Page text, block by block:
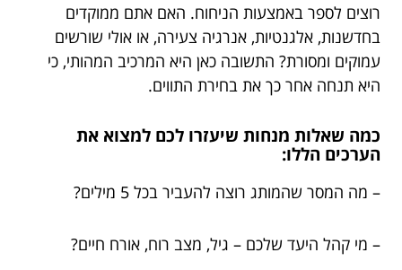
רוצים לספר באמצעות הניחוח. האם אתם ממוקדים
בחדשנות, אלגנטיות, אנרגיה צעירה, או אולי שורשים
עמוקים ומסורת? התשובה כאן היא המרכיב המהותי, כי
היא תנחה אחר כך את בחירת התווים.
כמה שאלות מנחות שיעזרו לכם למצוא את
הערכים הללו:
– מה המסר שהמותג רוצה להעביר בכל 5 מילים?
– מי קהל היעד שלכם – גיל, מצב רוח, אורח חיים?